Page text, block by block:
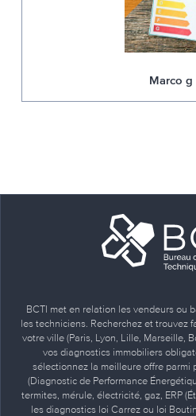
Marco g
BCTI met en relation les vendeurs ou
les techniciens. Recherchez et trouvez
votre ville (Paris, Lyon, Lille, Marseille,
vos diagnostics immobiliers
sélectionnez la meilleure offre parmi
(Diagnostic de Performance
termites, mérule, électricité, gaz, ERP
les diagnostics loi Carrez ou loi